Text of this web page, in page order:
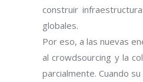
construir
globales.
Por eso, a las nuevas
al crowdsourcing y la
parcialmente. Cuando